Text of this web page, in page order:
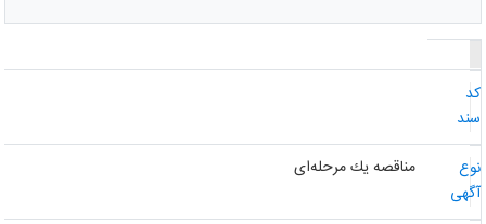
مناقصه یك مرحله‌ای